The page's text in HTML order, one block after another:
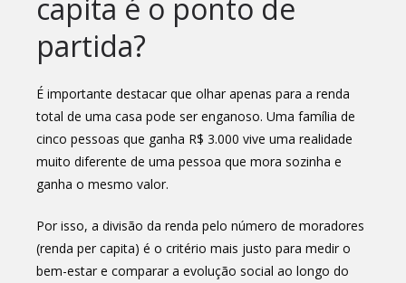
capita é o ponto de
partida?
É importante destacar que olhar apenas para a renda
total de uma casa pode ser enganoso. Uma família de
cinco pessoas que ganha R$ 3.000 vive uma realidade
muito diferente de uma pessoa que mora sozinha e
ganha o mesmo valor.
Por isso, a divisão da renda pelo número de moradores
(renda per capita) é o critério mais justo para medir o
bem-estar e comparar a evolução social ao longo do